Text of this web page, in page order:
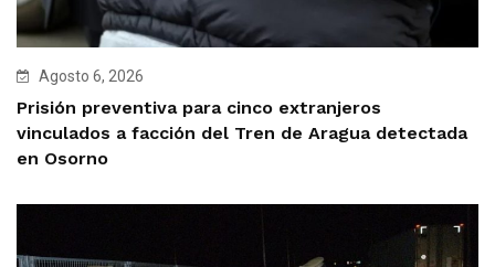
Agosto 6, 2026
Prisión preventiva para cinco extranjeros
vinculados a facción del Tren de Aragua detectada
en Osorno